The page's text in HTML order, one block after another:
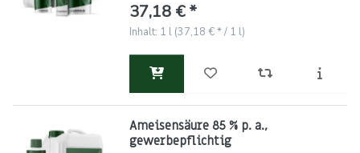
37,18 € *
Inhalt: 1 l (37,18 € * / 1 l)
Ameisensäure 85 % p. a.,
gewerbepflichtig